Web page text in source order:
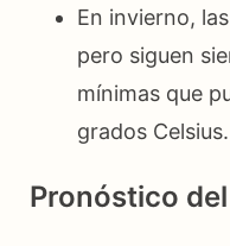
En invierno,
pero siguen
mínimas que
grados Celsius.
Pronóstico